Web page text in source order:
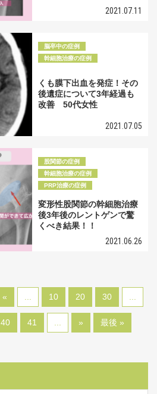
2021.07.11
脳卒中の症例
幹細胞治療の症例
くも膜下出血を発症！その
後遺症について3年経過も
改善 50代女性
2021.07.05
股関節の症例
幹細胞治療の症例
PRP治療の症例
変形性股関節の幹細胞治療
後3年後のレントゲンで驚
くべき結果！！
2021.06.26
« 10 20 30
40 41 » 最後 »